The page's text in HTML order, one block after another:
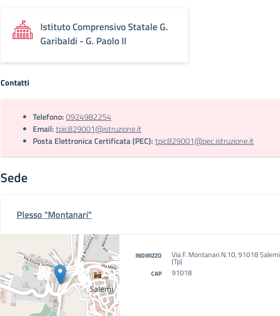
Istituto Comprensivo Statale G.
Garibaldi - G. Paolo II
Contatti
Telefono: 0924982254
Email: tpic829001@istruzione.it
Posta Elettronica Certificata (PEC): tpic829001@pec.istruzione.it
Sede
Plesso "Montanari"
INDIRIZZO Via F. Montanari N.10, 91018 Salemi
(Tp)
CAP 91018